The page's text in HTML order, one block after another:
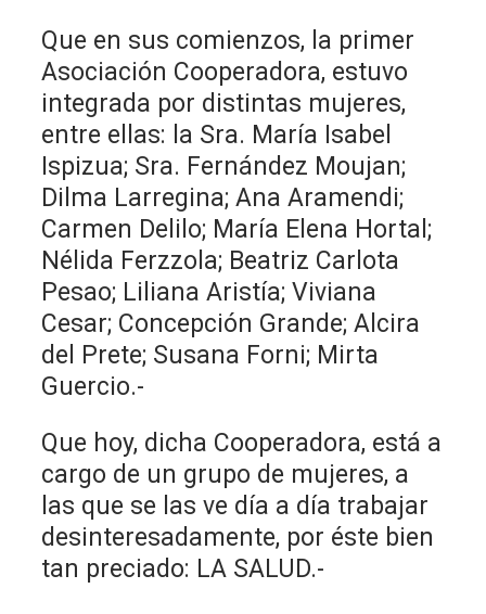
Que en sus comienzos, la primer
Asociación Cooperadora, estuvo
integrada por distintas mujeres,
entre ellas: la Sra. María Isabel
Ispizua; Sra. Fernández Moujan;
Dilma Larregina; Ana Aramendi;
Carmen Delilo; María Elena Hortal;
Nélida Ferzzola; Beatriz Carlota
Pesao; Liliana Aristía; Viviana
Cesar; Concepción Grande; Alcira
del Prete; Susana Forni; Mirta
Guercio.-
Que hoy, dicha Cooperadora, está a
cargo de un grupo de mujeres, a
las que se las ve día a día trabajar
desinteresadamente, por éste bien
tan preciado: LA SALUD.-